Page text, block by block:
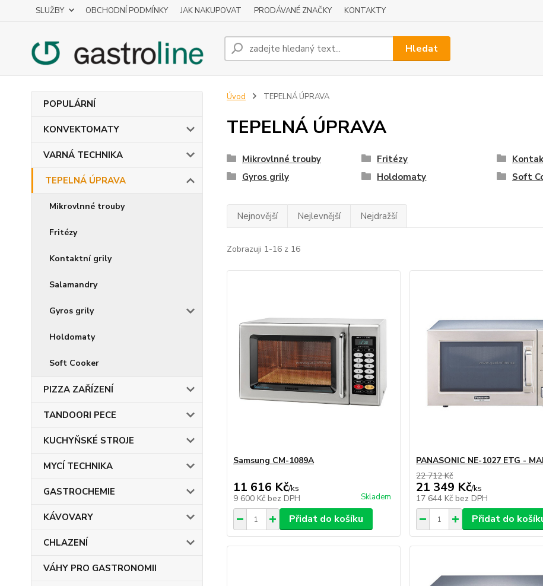
SLUŽBY OBCHODNÍ PODMÍNKY JAK NAKUPOVAT PRODÁVANÉ ZNAČKY KONTAKTY
Hledat
POPULÁRNÍ
KONVEKTOMATY
VARNÁ TECHNIKA
TEPELNÁ ÚPRAVA
Mikrovlnné trouby
Fritézy
Kontaktní grily
Salamandry
Gyros grily
Holdomaty
Soft Cooker
PIZZA ZAŘÍZENÍ
TANDOORI PECE
KUCHYŇSKÉ STROJE
MYCÍ TECHNIKA
GASTROCHEMIE
KÁVOVARY
CHLAZENÍ
VÁHY PRO GASTRONOMII
Úvod TEPELNÁ ÚPRAVA
TEPELNÁ ÚPRAVA
Mikrovlnné trouby Fritézy
Gyros grily
Holdomaty Soft
Nejnovější Nejlevnější Nejdražší
Zobrazuji 1-16 z 16
Samsung CM-1089A
11 616 Kč/ks
9 600 Kč bez DPH Skladem
Přidat do košíku
PANASONIC NE-1027 ETG -
22 712 Kč
21 349 Kč/ks
17 644 Kč bez DPH
Přidat do